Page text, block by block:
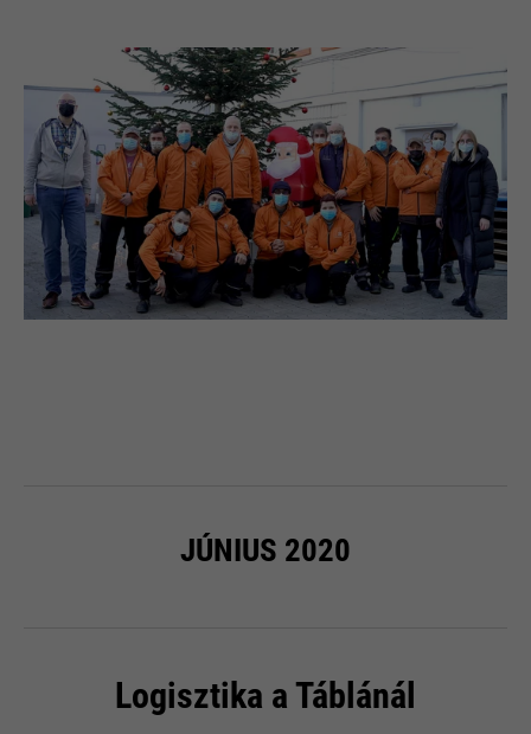
JÚNIUS 2020
Logisztika a Táblánál